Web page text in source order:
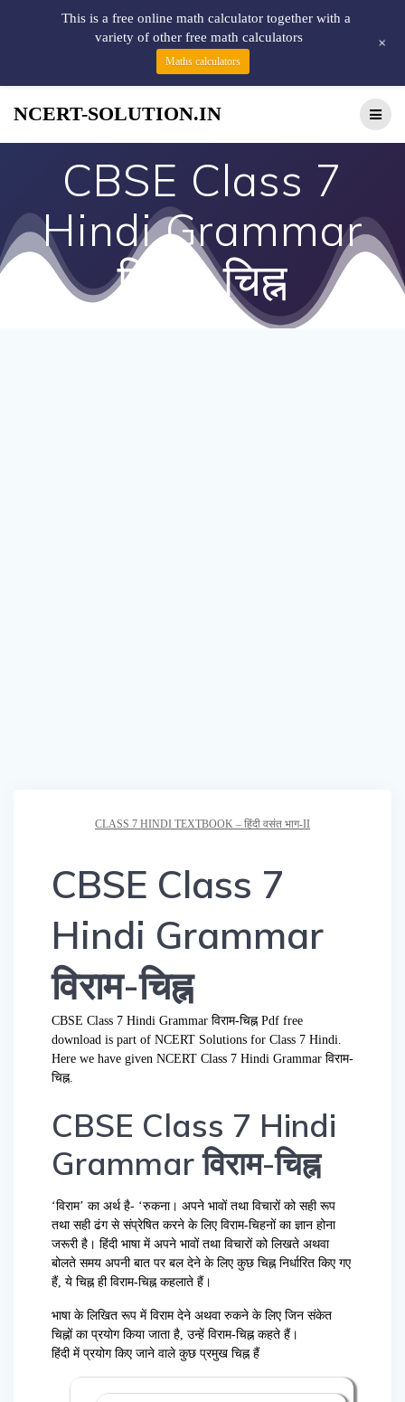
NCERT-SOLUTION.IN
CBSE Class 7
Hindi Grammar
विराम-चिह्न
CLASS 7 HINDI TEXTBOOK – हिंदी वसंत भाग-II
CBSE Class 7
Hindi Grammar
विराम-चिह्न
CBSE Class 7 Hindi Grammar विराम-चिह्न Pdf free
download is part of NCERT Solutions for Class 7 Hindi.
Here we have given NCERT Class 7 Hindi Grammar विराम-
चिह्न.
CBSE Class 7 Hindi
Grammar विराम-चिह्न
‘विराम’ का अर्थ है- ‘रुकना। अपने भावों तथा विचारों को सही रूप
तथा सही ढंग से संप्रेषित करने के लिए विराम-चिहनों का ज्ञान होना
जरूरी है। हिंदी भाषा में अपने भावों तथा विचारों को लिखते अथवा
बोलते समय अपनी बात पर बल देने के लिए कुछ चिह्न निर्धारित किए गए
हैं, ये चिह्न ही विराम-चिह्न कहलाते हैं।
भाषा के लिखित रूप में विराम देने अथवा रुकने के लिए जिन संकेत
चिह्नों का प्रयोग किया जाता है, उन्हें विराम-चिह्न कहते हैं।
हिंदी में प्रयोग किए जाने वाले कुछ प्रमुख चिह्न हैं
This is a free online math calculator together with a
variety of other free math calculators
Maths calculators
+